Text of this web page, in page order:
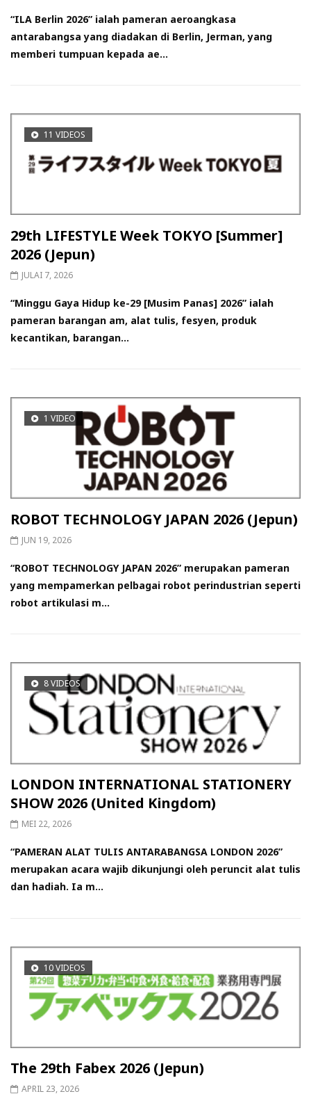
“ILA Berlin 2026” ialah pameran aeroangkasa
antarabangsa yang diadakan di Berlin, Jerman, yang
memberi tumpuan kepada ae...
11 VIDEOS
29th LIFESTYLE Week TOKYO [Summer]
2026 (Jepun)
JULAI 7, 2026
“Minggu Gaya Hidup ke-29 [Musim Panas] 2026” ialah
pameran barangan am, alat tulis, fesyen, produk
kecantikan, barangan...
1 VIDEO
ROBOT TECHNOLOGY JAPAN 2026 (Jepun)
JUN 19, 2026
“ROBOT TECHNOLOGY JAPAN 2026” merupakan pameran
yang mempamerkan pelbagai robot perindustrian seperti
robot artikulasi m...
8 VIDEOS
LONDON INTERNATIONAL STATIONERY
SHOW 2026 (United Kingdom)
MEI 22, 2026
“PAMERAN ALAT TULIS ANTARABANGSA LONDON 2026”
merupakan acara wajib dikunjungi oleh peruncit alat tulis
dan hadiah. Ia m...
10 VIDEOS
The 29th Fabex 2026 (Jepun)
APRIL 23, 2026